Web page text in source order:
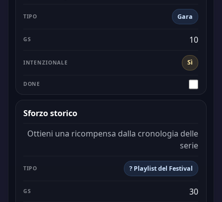
Gara
Sì
10
Sforzo storico
Ottieni una ricompensa dalla cronologia delle
serie
? Playlist del Festival
30